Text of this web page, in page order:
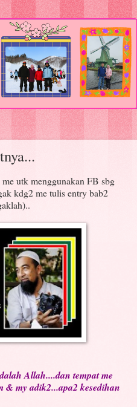
utk menggunakan FB sbg
kdg2 me tulis entry bab2
Allah....dan tempat me
& my adik2...apa2 kesedihan